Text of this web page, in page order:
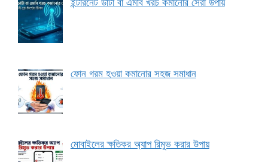
ইন্টারনেট ডাটা বা এমবি খরচ কমানোর সেরা উপায়
ফোন গরম হওয়া কমানোর সহজ সমাধান
মোবাইলের ক্ষতিকর অ্যাপ রিমুভ করার উপায়